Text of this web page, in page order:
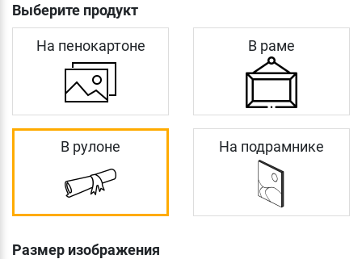
Выберите продукт
На пенокартоне В раме
В рулоне На подрамнике
Размер изображения